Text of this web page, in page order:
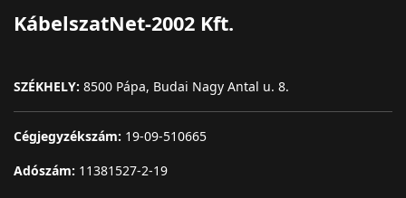
KábelszatNet-2002 Kft.
SZÉKHELY: 8500 Pápa, Budai Nagy Antal u. 8.
Cégjegyzékszám: 19-09-510665
Adószám: 11381527-2-19